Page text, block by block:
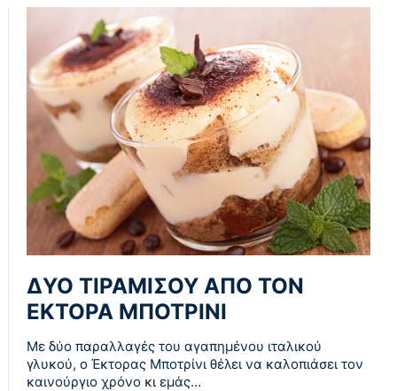
ΔΥΟ ΤΙΡΑΜΙΣΟΥ ΑΠΟ ΤΟΝ
ΕΚΤΟΡΑ ΜΠΟΤΡΙΝΙ
Με δύο παραλλαγές του αγαπημένου ιταλικού
γλυκού, ο Έκτορας Μποτρίνι θέλει να καλοπιάσει τον
καινούργιο χρόνο κι εμάς…